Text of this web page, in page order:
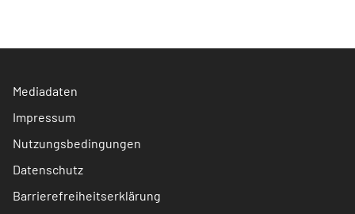
Mediadaten
Impressum
Nutzungsbedingungen
Datenschutz
Barrierefreiheitserklärung